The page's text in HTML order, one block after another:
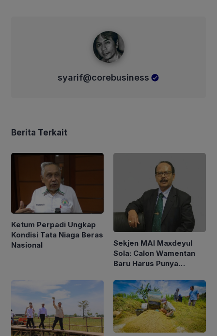
syarif@corebusiness
Berita Terkait
Ketum Perpadi Ungkap
Kondisi Tata Niaga Beras
Nasional
Sekjen MAI Maxdeyul
Sola: Calon Wamentan
Baru Harus Punya
Holistik